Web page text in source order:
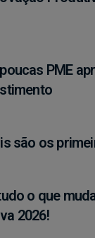
PME
são os
o que
2026!